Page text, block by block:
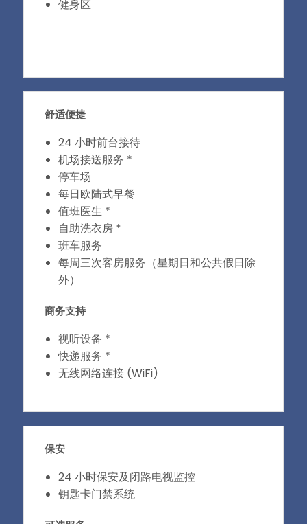
健身区
舒适便捷
24 小时前台接待
机场接送服务 *
停车场
每日欧陆式早餐
值班医生 *
自助洗衣房 *
班车服务
每周三次客房服务（星期日和公共假日除
外）
商务支持
视听设备 *
快递服务 *
无线网络连接 (WiFi)
保安
24 小时保安及闭路电视监控
钥匙卡门禁系统